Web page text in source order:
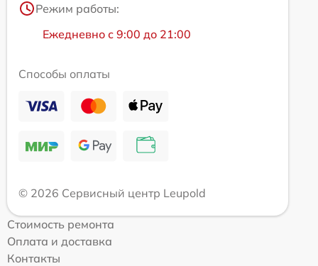
Режим работы:
Ежедневно с 9:00 до 21:00
Способы оплаты
© 2026 Сервисный центр Leupold
Стоимость ремонта
Оплата и доставка
Контакты